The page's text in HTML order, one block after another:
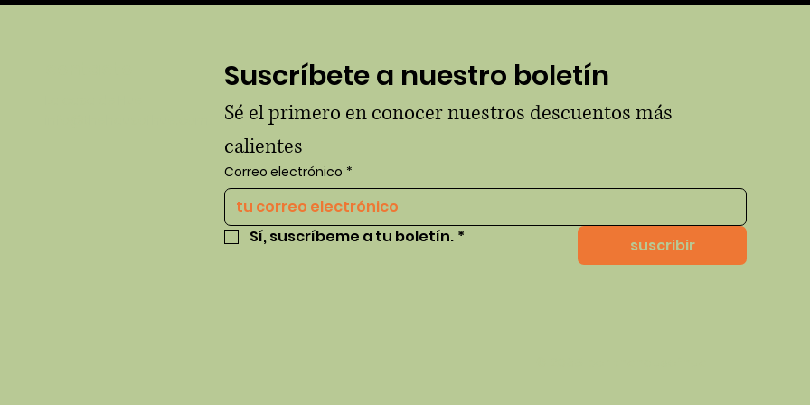
Suscríbete a nuestro boletín
Sé el primero en conocer nuestros descuentos más
calientes
Correo electrónico *
Sí, suscríbeme a tu boletín. * suscribir